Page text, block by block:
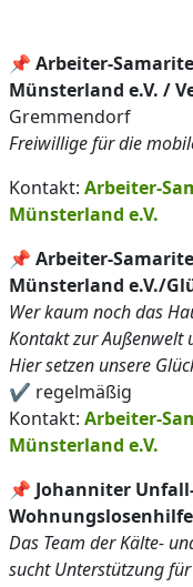
📌 Arbeiter-
Münsterland e.V. /
Gremmendorf
Freiwillige für die
Kontakt: Arbeiter-
Münsterland e.V.
📌 Arbeiter-
Münsterland e.V./
Wer kaum noch das
Kontakt zur Außenwelt
Hier setzen unsere
✔️ regelmäßig
Kontakt: Arbeiter-
Münsterland e.V.
📌 Johanniter
Wohnungslosenhilfe
Das Team der Kälte-
sucht Unterstützung